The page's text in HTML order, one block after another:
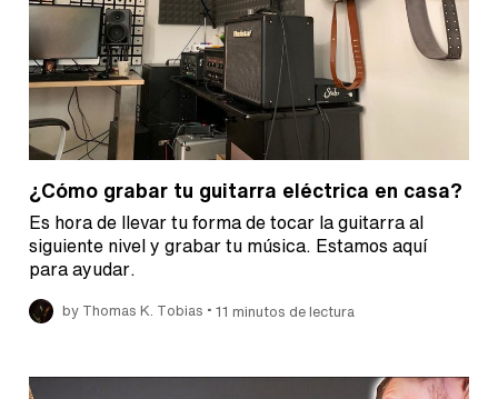
¿Cómo grabar tu guitarra eléctrica en casa?
Es hora de llevar tu forma de tocar la guitarra al
siguiente nivel y grabar tu música. Estamos aquí
para ayudar.
by Thomas K. Tobias • 11 minutos de lectura